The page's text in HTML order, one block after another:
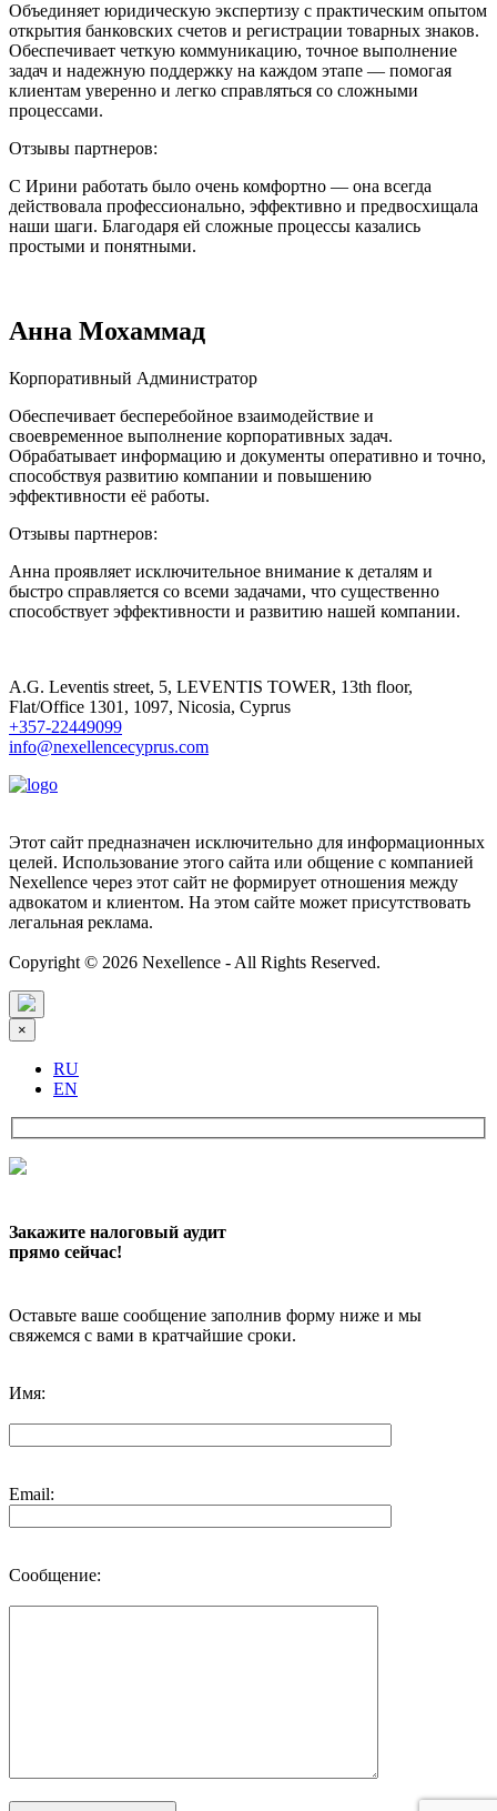
Объединяет юридическую экспертизу с практическим опытом
открытия банковских счетов и регистрации товарных знаков.
Обеспечивает четкую коммуникацию, точное выполнение
задач и надежную поддержку на каждом этапе — помогая
клиентам уверенно и легко справляться со сложными
процессами.
Отзывы партнеров:
С Ирини работать было очень комфортно — она всегда
действовала профессионально, эффективно и предвосхищала
наши шаги. Благодаря ей сложные процессы казались
простыми и понятными.
Анна Мохаммад
Корпоративный Администратор
Обеспечивает бесперебойное взаимодействие и
своевременное выполнение корпоративных задач.
Обрабатывает информацию и документы оперативно и точно,
способствуя развитию компании и повышению
эффективности её работы.
Отзывы партнеров:
Анна проявляет исключительное внимание к деталям и
быстро справляется со всеми задачами, что существенно
способствует эффективности и развитию нашей компании.
A.G. Leventis street, 5, LEVENTIS TOWER, 13th floor,
Flat/Office 1301, 1097, Nicosia, Cyprus
+357-22449099
info@nexellencecyprus.com
Этот сайт предназначен исключительно для информационных
целей. Использование этого сайта или общение с компанией
Nexellence через этот сайт не формирует отношения между
адвокатом и клиентом. На этом сайте может присутствовать
легальная реклама.
Copyright © 2026 Nexellence - All Rights Reserved.
×
RU
EN
Закажите налоговый аудит
прямо сейчас!
Оставьте ваше сообщение заполнив форму ниже и мы
свяжемся с вами в кратчайшие сроки.
Имя:
Email:
Сообщение: